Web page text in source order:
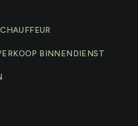
BINNENDIENST